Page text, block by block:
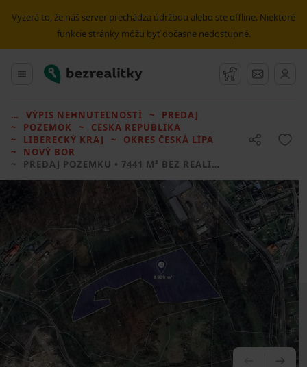
Vyzerá to, že náš server prechádza údržbou alebo ste offline. Niektoré
funkcie stránky môžu byť dočasne nedostupné.
Hlavné menu
Bezrealitky Strážny pes
Správy
VÝPIS NEHNUTEĽNOSTÍ
PREDAJ
POZEMOK
ČESKÁ REPUBLIKA
LIBERECKÝ KRAJ
OKRES ČESKÁ LÍPA
NOVÝ BOR
PREDAJ POZEMKU • 7441 M² BEZ REALITKY